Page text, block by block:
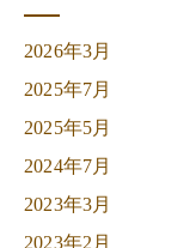
2026年3月
2025年7月
2025年5月
2024年7月
2023年3月
2023年2月